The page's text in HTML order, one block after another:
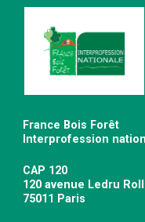
France Bois Forêt
Interprofession
CAP 120
120 avenue Ledru
75011 Paris